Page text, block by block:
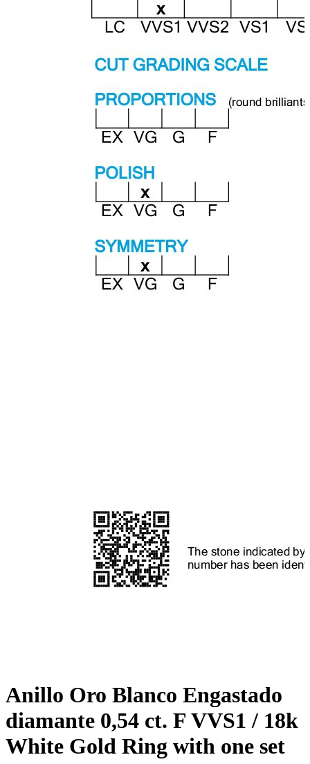
Anillo Oro Blanco Engastado
diamante 0,54 ct. F VVS1 / 18k
White Gold Ring with one set